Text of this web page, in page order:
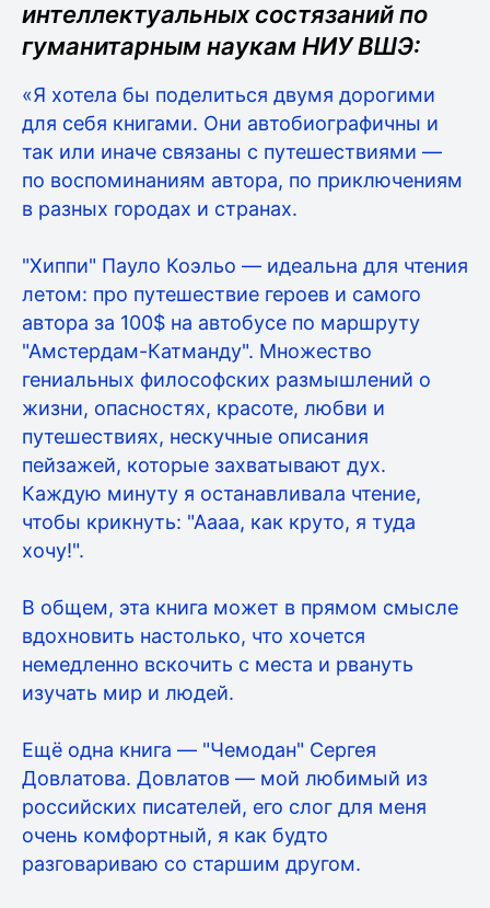
интеллектуальных состязаний по
гуманитарным наукам НИУ ВШЭ:
«Я хотела бы поделиться двумя дорогими
для себя книгами. Они автобиографичны и
так или иначе связаны с путешествиями —
по воспоминаниям автора, по приключениям
в разных городах и странах.
"Хиппи" Пауло Коэльо — идеальна для чтения
летом: про путешествие героев и самого
автора за 100$ на автобусе по маршруту
"Амстердам-Катманду". Множество
гениальных философских размышлений о
жизни, опасностях, красоте, любви и
путешествиях, нескучные описания
пейзажей, которые захватывают дух.
Каждую минуту я останавливала чтение,
чтобы крикнуть: "Аааа, как круто, я туда
хочу!".
В общем, эта книга может в прямом смысле
вдохновить настолько, что хочется
немедленно вскочить с места и рвануть
изучать мир и людей.
Ещё одна книга — "Чемодан" Сергея
Довлатова. Довлатов — мой любимый из
российских писателей, его слог для меня
очень комфортный, я как будто
разговариваю со старшим другом.